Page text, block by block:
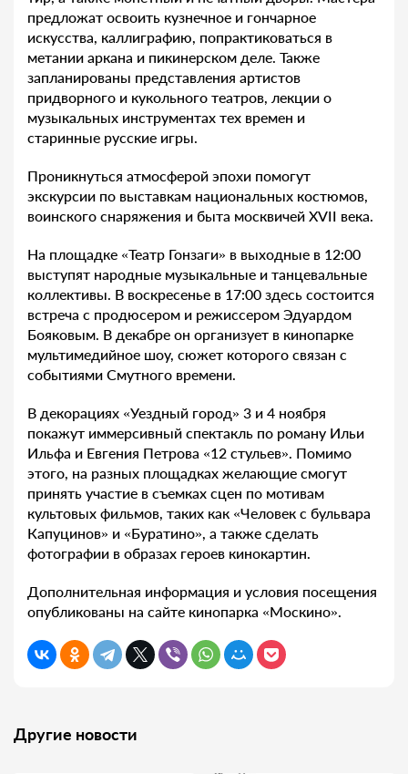
предложат освоить кузнечное и гончарное
искусства, каллиграфию, попрактиковаться в
метании аркана и пикинерском деле. Также
запланированы представления артистов
придворного и кукольного театров, лекции о
музыкальных инструментах тех времен и
старинные русские игры.
Проникнуться атмосферой эпохи помогут
экскурсии по выставкам национальных костюмов,
воинского снаряжения и быта москвичей XVII века.
На площадке «Театр Гонзаги» в выходные в 12:00
выступят народные музыкальные и танцевальные
коллективы. В воскресенье в 17:00 здесь состоится
встреча с продюсером и режиссером Эдуардом
Бояковым. В декабре он организует в кинопарке
мультимедийное шоу, сюжет которого связан с
событиями Смутного времени.
В декорациях «Уездный город» 3 и 4 ноября
покажут иммерсивный спектакль по роману Ильи
Ильфа и Евгения Петрова «12 стульев». Помимо
этого, на разных площадках желающие смогут
принять участие в съемках сцен по мотивам
культовых фильмов, таких как «Человек с бульвара
Капуцинов» и «Буратино», а также сделать
фотографии в образах героев кинокартин.
Дополнительная информация и условия посещения
опубликованы на сайте кинопарка «Москино».
Другие новости